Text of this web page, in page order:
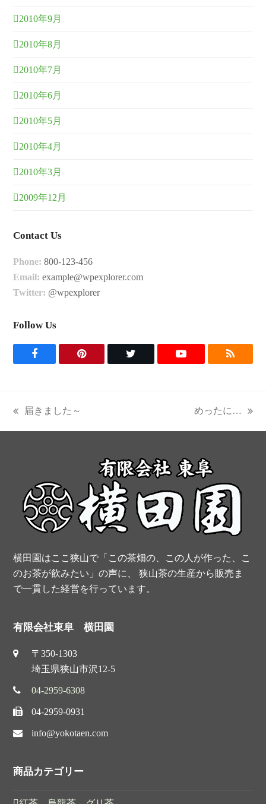
2010年9月
2010年8月
2010年7月
2010年6月
2010年5月
2010年4月
2010年3月
2009年12月
Contact Us
Phone: 800-123-456
Email: example@wpexplorer.com
Twitter: @wpexplorer
Follow Us
F
c
o
k
P
s
t
T
e
Y
b
R
previous
post:
届きました～
next
post:
めったに…
横田園はここ狭山で「この茶畑の、この人が作った、こ
のお茶が飲みたい」の声に、 狭山茶の生産から販売ま
で一貫した経営を行っています。
有限会社東阜 横田園
〒350-1303
埼玉県狭山市沢12-5
04-2959-6308
04-2959-0931
info@yokotaen.com
商品カテゴリー